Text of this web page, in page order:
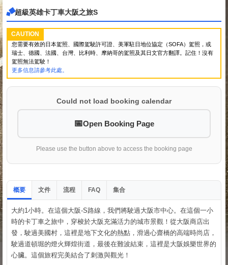
超級英雄卡丁車大阪之旅S
CAUTION
您需要有效的日本駕照、國際駕駛許可證、美軍駐日地位協定（SOFA）駕照，或
瑞士、德國、法國、台灣、比利時、摩納哥的駕照及其日文官方翻譯。記住！沒有
駕照無法駕駛！
更多信息請參考此處。
Could not load booking calendar
Open Booking Page
Please use the button above to access the booking page
概要 文件 流程 FAQ 集合
大約1小時。在這個大阪-S路線，我們將駛過大阪市中心。在這個一小
時的卡丁車之旅中，穿梭於大阪充滿活力的城市景觀！從大阪商店出
發，駛過美國村，這裡是地下文化的熱點，滑過心齋橋的高端時尚店，
駛過道頓堀的燈火輝煌街道，最後在難波結束，這裡是大阪娛樂世界的
心臟。這個旅程完美結合了刺激與觀光！